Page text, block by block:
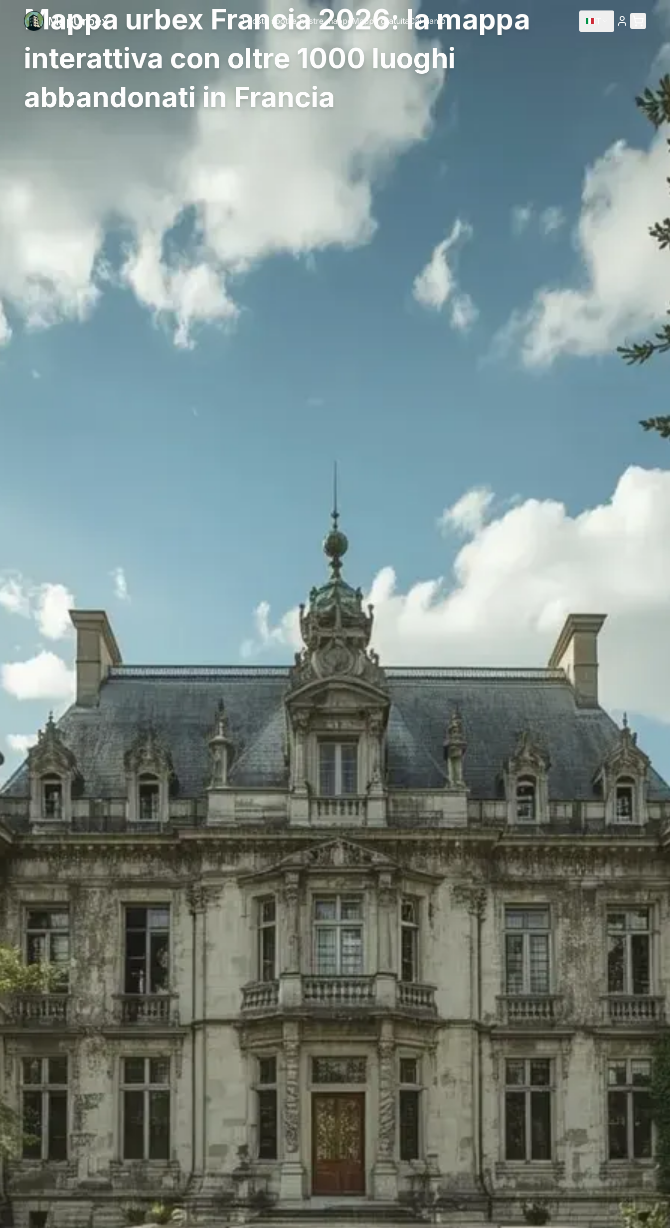
MapUrbex I nostri spotLe nostre mappe Mappa gratuita Chi siamo
Mappa urbex Francia 2026: la mappa
interattiva con oltre 1000 luoghi
abbandonati in Francia